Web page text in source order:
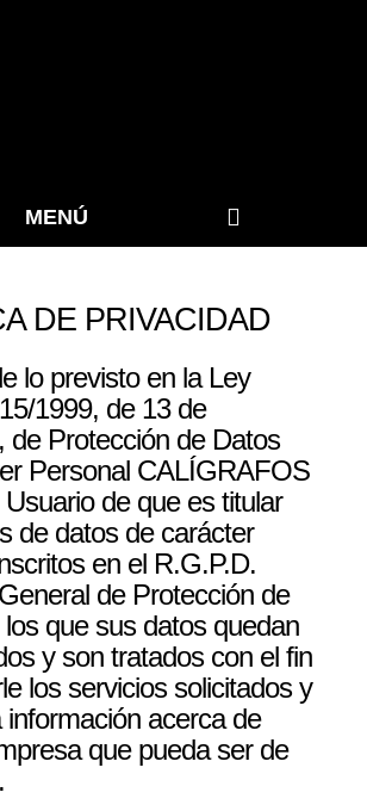
MENÚ
DE PRIVACIDAD
lo previsto en la Ley
1999, de 13 de
de Protección de Datos
Personal CALÍGRAFOS
de que es titular
de datos de carácter
en el R.G.P.D.
de Protección de
que sus datos quedan
y son tratados con el fin
los servicios solicitados y
información acerca de
que pueda ser de